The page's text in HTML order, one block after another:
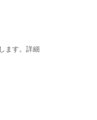
ます。詳細